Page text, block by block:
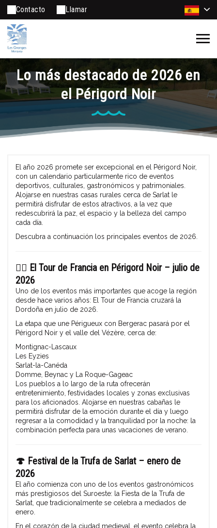
Contacto Llamar
Lo más destacado de 2026 en
el Périgord Noir
El año 2026 promete ser excepcional en el Périgord Noir,
con un calendario particularmente rico de eventos
deportivos, culturales, gastronómicos y patrimoniales.
Alojarse en nuestras casas rurales cerca de Sarlat le
permitirá disfrutar de estos atractivos, a la vez que
redescubrirá la paz, el espacio y la belleza del campo
cada día.
Descubra a continuación los principales eventos de 2026.
🚴‍♂️ El Tour de Francia en Périgord Noir – julio de
2026
Uno de los eventos más importantes que acoge la región
desde hace varios años: El Tour de Francia cruzará la
Dordoña en julio de 2026.
La etapa que une Périgueux con Bergerac pasará por el
Périgord Noir y el valle del Vézère, cerca de:
Montignac-Lascaux
Les Eyzies
Sarlat-la-Canéda
Domme, Beynac y La Roque-Gageac
Los pueblos a lo largo de la ruta ofrecerán
entretenimiento, festividades locales y zonas exclusivas
para los aficionados. Alojarse en nuestras cabañas le
permitirá disfrutar de la emoción durante el día y luego
regresar a la comodidad y la tranquilidad por la noche: la
combinación perfecta para unas vacaciones de verano.
🍄 Festival de la Trufa de Sarlat – enero de
2026
El año comienza con uno de los eventos gastronómicos
más prestigiosos del Suroeste: la Fiesta de la Trufa de
Sarlat, que tradicionalmente se celebra a mediados de
enero.
En el corazón de la ciudad medieval, el evento celebra la